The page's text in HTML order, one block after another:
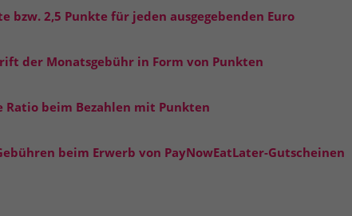
bzw. 2,5 Punkte für jeden ausgegebenden Euro
der Monatsgebühr in Form von Punkten
Ratio beim Bezahlen mit Punkten
beim Erwerb von PayNowEatLater-Gutscheinen